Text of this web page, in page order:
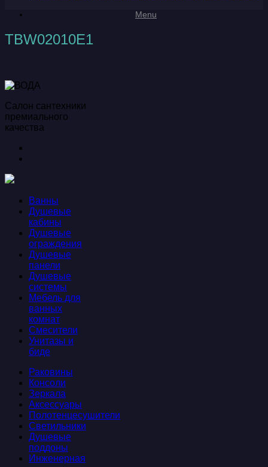
Menu
TBW02010E1
Салон сантехники
премиального
качества
Ванны
Душевые
кабины
Душевые
ограждения
Душевые
панели
Душевые
системы
Мебель для
ванных
комнат
Смесители
Унитазы и
биде
Раковины
Консоли
Зеркала
Аксессуары
Полотенцесушители
Светильники
Душевые
поддоны
Инженерная